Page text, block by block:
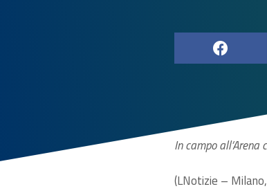
In campo
(LNotizie –